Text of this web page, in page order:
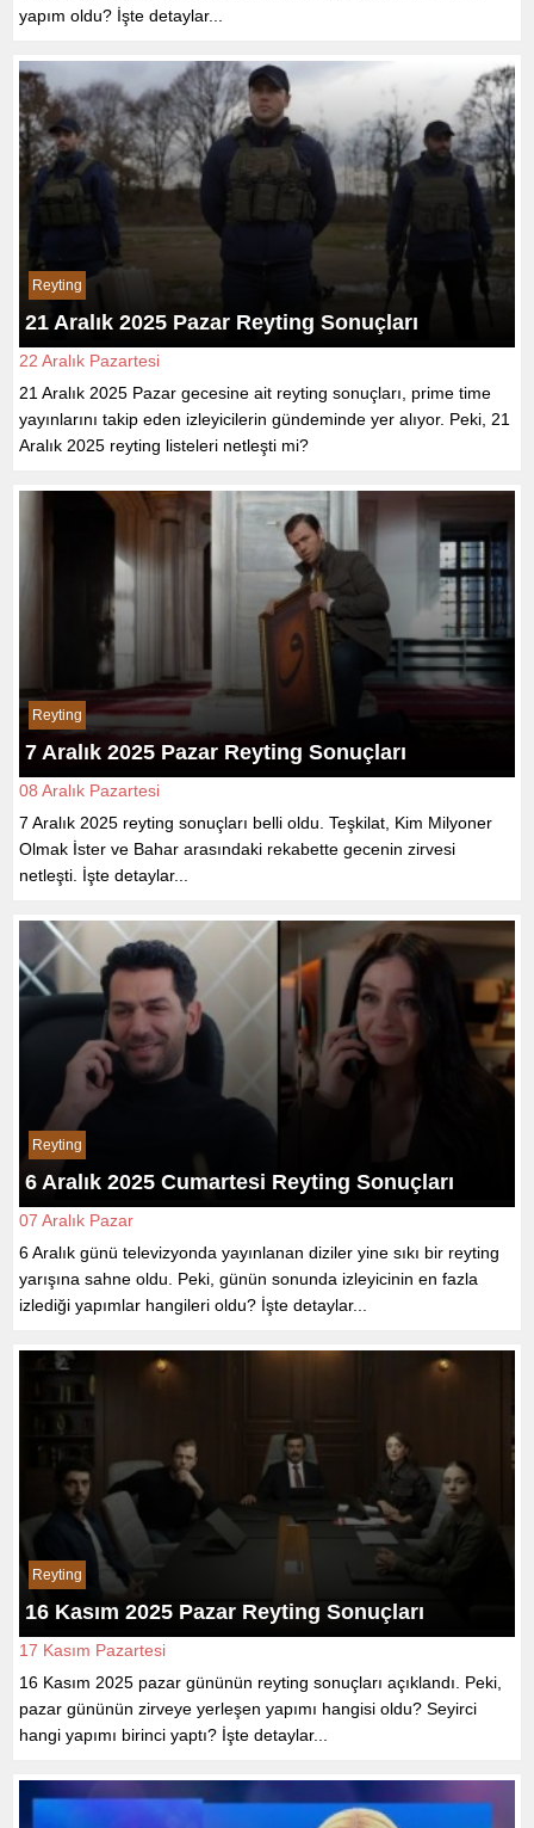
yapım oldu? İşte detaylar...
Reyting
21 Aralık 2025 Pazar Reyting Sonuçları
22 Aralık Pazartesi
21 Aralık 2025 Pazar gecesine ait reyting sonuçları, prime time
yayınlarını takip eden izleyicilerin gündeminde yer alıyor. Peki, 21
Aralık 2025 reyting listeleri netleşti mi?
Reyting
7 Aralık 2025 Pazar Reyting Sonuçları
08 Aralık Pazartesi
7 Aralık 2025 reyting sonuçları belli oldu. Teşkilat, Kim Milyoner
Olmak İster ve Bahar arasındaki rekabette gecenin zirvesi
netleşti. İşte detaylar...
Reyting
6 Aralık 2025 Cumartesi Reyting Sonuçları
07 Aralık Pazar
6 Aralık günü televizyonda yayınlanan diziler yine sıkı bir reyting
yarışına sahne oldu. Peki, günün sonunda izleyicinin en fazla
izlediği yapımlar hangileri oldu? İşte detaylar...
Reyting
16 Kasım 2025 Pazar Reyting Sonuçları
17 Kasım Pazartesi
16 Kasım 2025 pazar gününün reyting sonuçları açıklandı. Peki,
pazar gününün zirveye yerleşen yapımı hangisi oldu? Seyirci
hangi yapımı birinci yaptı? İşte detaylar...